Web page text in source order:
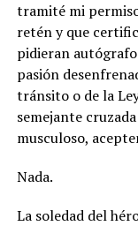
tramité mi
retén y que
pidieran
pasión
tránsito o de la
semejante
musculoso,
Nada.
La soledad del